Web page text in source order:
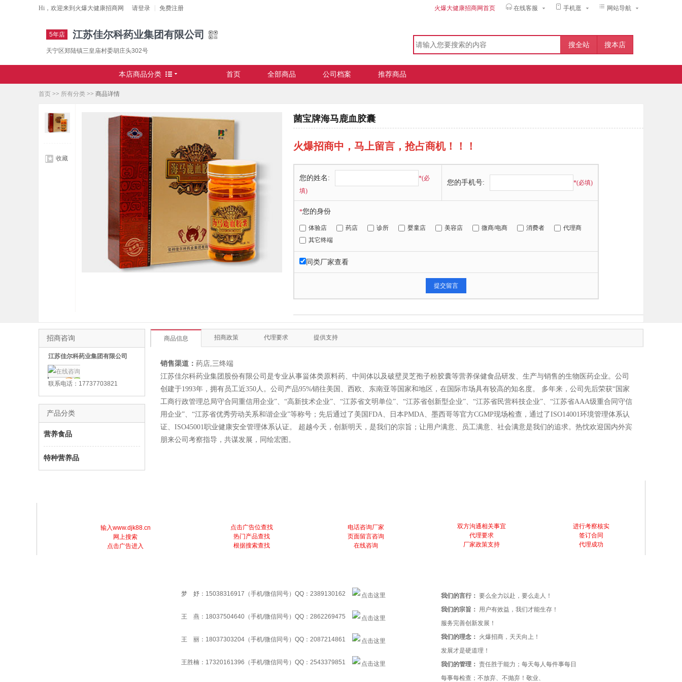
Hi，欢迎来到 火爆大健康招商网 请登录 免费注册 在线客服 手机逛 网站导航
火爆大健康招商网首页
5年店 江苏佳尔科药业集团有限公司
天宁区郑陆镇三皇庙村委胡庄头302号
本店商品分类 首页 全部商品 公司档案 推荐商品
首页 >> 所有分类 >> 商品详情
收藏
菌宝牌海马鹿血胶囊
火爆招商中，马上留言，抢占商机！！！
您的姓名:
*(必
填)
您的手机号: *(必填)
*您的身份
体验店 药店 诊所 婴童店 美容店 微商/电商 消费者
代理商
其它终端
同类厂家查看
招商咨询
江苏佳尔科药业集团有限公司
联系电话：17737703821
产品分类
营养食品
特种营养品
商品信息 招商政策 代理要求 提供支持
销售渠道： 药店,三终端
江苏佳尔科药业集团股份有限公司是专业从事甾体类原料药、中间体以及破壁灵芝孢子粉胶囊等营养保健食品研发、生产与销售的生物医药企业。公司
创建于1993年，拥有员工近350人。公司产品95%销往美国、西欧、东南亚等国家和地区，在国际市场具有较高的知名度。 多年来，公司先后荣获“国家
工商行政管理总局守合同重信用企业”、“高新技术企业”、“江苏省文明单位”、“江苏省创新型企业”、“江苏省民营科技企业”、“江苏省AAA级重合同守信
用企业”、“江苏省优秀劳动关系和谐企业”等称号；先后通过了美国FDA、日本PMDA、墨西哥等官方CGMP现场检查，通过了ISO14001环境管理体系认
证、ISO45001职业健康安全管理体系认证。 超越今天，创新明天，是我们的宗旨；让用户满意、员工满意、社会满意是我们的追求。热忱欢迎国内外宾
朋来公司考察指导，共谋发展，同绘宏图。
输入www.djk88.cn
网上搜索
点击广告进入
点击广告位查找
热门产品查找
根据搜索查找
电话咨询厂家
页面留言咨询
在线咨询
双方沟通相关事宜
代理要求
厂家政策支持
进行考察核实
签订合同
代理成功
梦 妤：15038316917（手机/微信同号）QQ：2389130162
王 燕：18037504640（手机/微信同号）QQ：2862269475
王 丽：18037303204（手机/微信同号）QQ：2087214861
王胜楠：17320161396（手机/微信同号）QQ：2543379851
我们的言行： 要么全力以赴，要么走人！
我们的宗旨： 用户有效益，我们才能生存！
服务完善创新发展！
我们的理念： 火爆招商，天天向上！
发展才是硬道理！
我们的管理： 责任胜于能力；每天每人每件事每日
每事每检查；不放弃、不抛弃！敬业、